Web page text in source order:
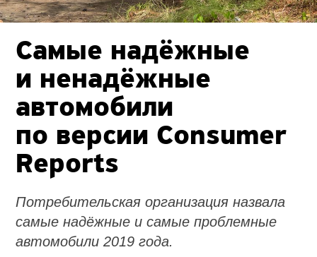
Самые надёжные
и ненадёжные
автомобили
по версии Consumer
Reports
Потребительская организация назвала
самые надёжные и самые проблемные
автомобили 2019 года.